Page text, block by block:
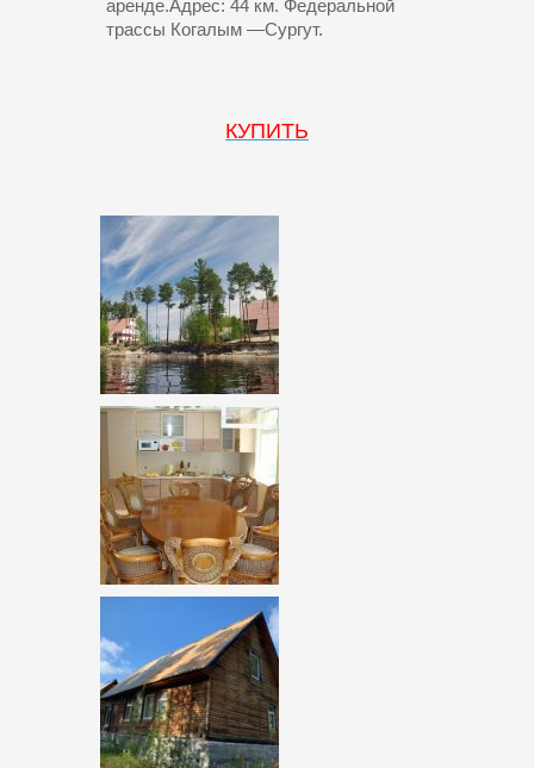
аренде.Адрес: 44 км. Федеральной
трассы Когалым —Сургут.
КУПИТЬ